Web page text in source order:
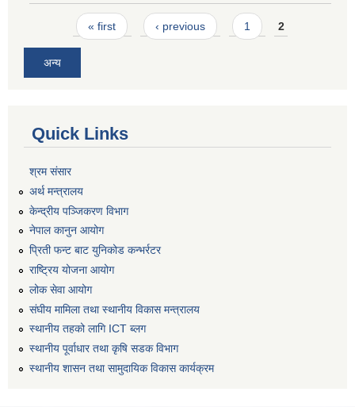
Pages« first ‹ previous 1 2
अन्य
Quick Links
श्रम संसार
अर्थ मन्त्रालय
केन्द्रीय पञ्जिकरण विभाग
नेपाल कानुन आयोग
प्रिती फन्ट बाट युनिकोड कन्भर्रटर
राष्ट्रिय योजना आयोग
लोक सेवा आयोग
संघीय मामिला तथा स्थानीय विकास मन्त्रालय
स्थानीय तहको लागि ICT ब्लग
स्थानीय पूर्वाधार तथा कृषि सडक विभाग
स्थानीय शासन तथा सामुदायिक विकास कार्यक्रम